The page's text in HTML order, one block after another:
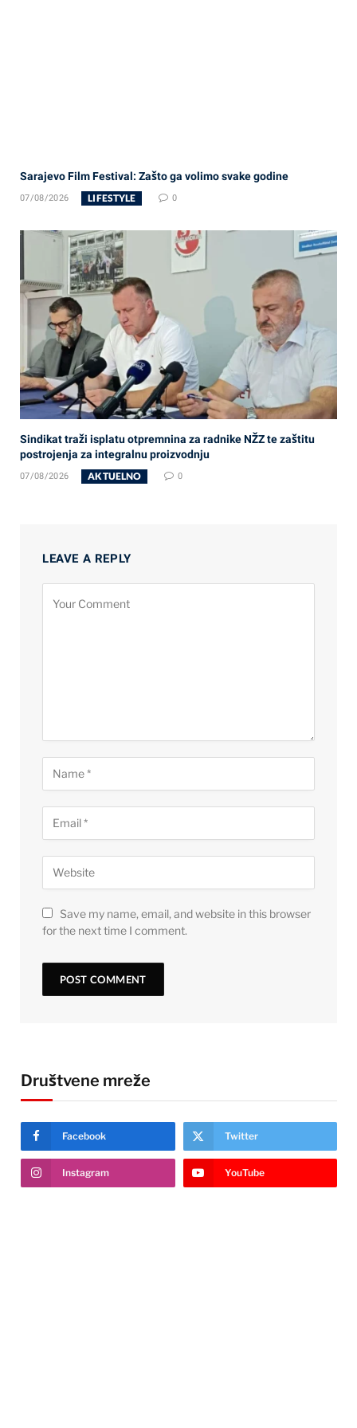
Sarajevo Film Festival: Zašto ga volimo svake godine
07/08/2026 LIFESTYLE 0
Sindikat traži isplatu otpremnina za radnike NŽZ te zaštitu
postrojenja za integralnu proizvodnju
07/08/2026 AKTUELNO 0
LEAVE A REPLY
Save my name, email, and website in this browser
for the next time I comment.
Društvene mreže
Facebook Twitter
Instagram YouTube